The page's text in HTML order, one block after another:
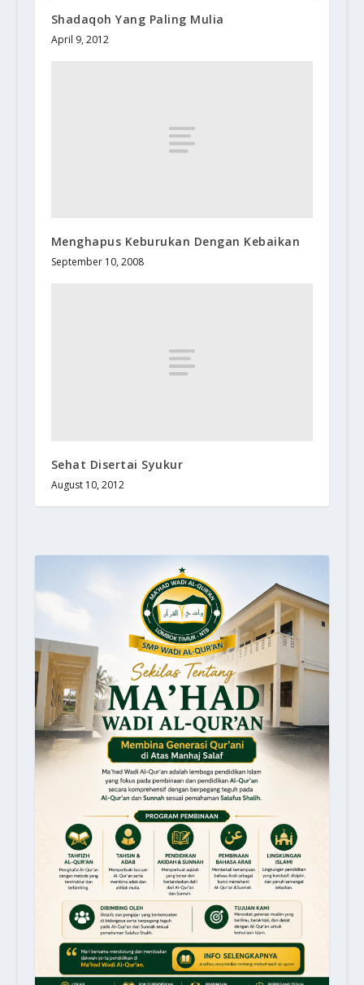
Shadaqoh Yang Paling Mulia
April 9, 2012
Menghapus Keburukan Dengan Kebaikan
September 10, 2008
Sehat Disertai Syukur
August 10, 2012